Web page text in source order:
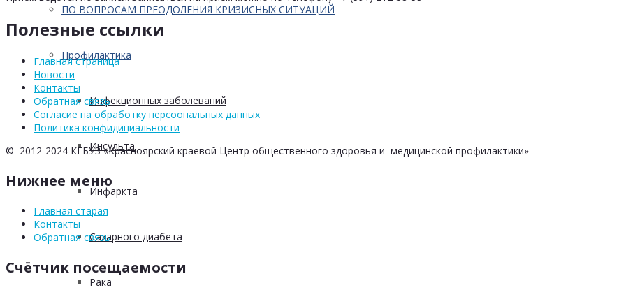
ПО ВОПРОСАМ ПРЕОДОЛЕНИЯ КРИЗИСНЫХ СИТУАЦИЙ
Профилактика
Инфекционных заболеваний
Инсульта
Инфаркта
Сахарного диабета
Рака
Полезные ссылки
Главная страница
Новости
Контакты
Обратная связь
Согласие на обработку персоональных данных
Политика конфидициальности
© 2012-2024 КГБУЗ «Красноярский краевой Центр общественного здоровья и медицинской профилактики»
Нижнее меню
Главная старая
Контакты
Обратная связь
Счётчик посещаемости